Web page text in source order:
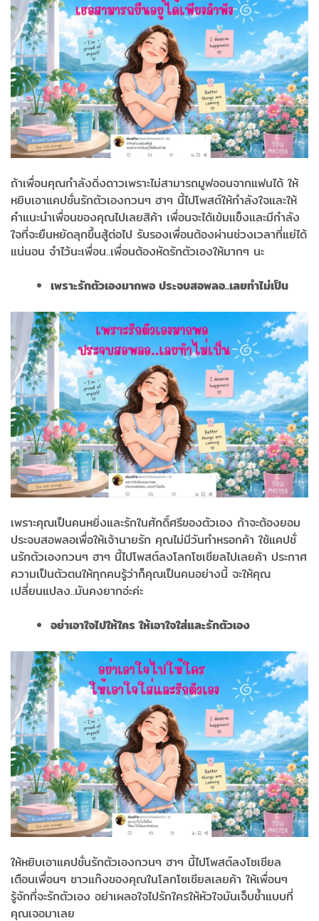
ถ้าเพื่อนคุณกำลังดิ่งดาวเพราะไม่สามารถมูฟออนจากแฟนได้ ให้
หยิบเอาแคปชั่นรักตัวเองกวนๆ ฮาๆ นี้ไปโพสต์ให้กำลังใจและให้
คำแนะนำเพื่อนของคุณไปเลยสิค้า เพื่อนจะได้เข้มแข็งและมีกำลัง
ใจที่จะยืนหยัดลุกขึ้นสู้ต่อไป รับรองเพื่อนต้องผ่านช่วงเวลาที่แย่ได้
แน่นอน จำไว้นะเพื่อน..เพื่อนต้องหัดรักตัวเองให้มากๆ นะ
เพราะรักตัวเองมากพอ ประจบสอพลอ..เลยทำไม่เป็น
เพราะคุณเป็นคนหยิ่งและรักในศักดิ์ศรีของตัวเอง ถ้าจะต้องยอม
ประจบสอพลอเพื่อให้เจ้านายรัก คุณไม่มีวันทำหรอกค้า ใช้แคปชั่
นรักตัวเองกวนๆ ฮาๆ นี้ไปโพสต์ลงโลกโซเชียลไปเลยค้า ประกาศ
ความเป็นตัวตนให้ทุกคนรู้ว่าก็คุณเป็นคนอย่างนี้ จะให้คุณ
เปลี่ยนแปลง..มันคงยากอ่ะค่ะ
อย่าเอาใจไปให้ใคร ให้เอาใจใส่และรักตัวเอง
ให้หยิบเอาแคปชั่นรักตัวเองกวนๆ ฮาๆ นี้ไปโพสต์ลงโซเชียล
เตือนเพื่อนๆ ชาวแก๊งของคุณในโลกโซเชียลเลยค้า ให้เพื่อนๆ
รู้จักที่จะรักตัวเอง อย่าเผลอใจไปรักใครให้หัวใจมันเจ็บช้ำแบบที่
คุณเจอมาเลย